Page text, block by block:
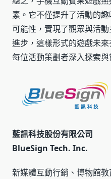
素。它不僅提升了活動的
可能性，實現了觀眾與活
進步，這樣形式的遊戲未
每位活動策劃者深入探索與
藍訊科技股份有限公司
BlueSign Tech. Inc.
新媒體互動行銷、博物館